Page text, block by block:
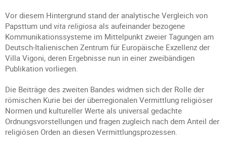
Vor diesem Hintergrund stand der analytische Vergleich von
Papsttum und vita religiosa als aufeinander bezogene
Kommunikationssysteme im Mittelpunkt zweier Tagungen am
Deutsch-Italienischen Zentrum für Europäische Exzellenz der
Villa Vigoni, deren Ergebnisse nun in einer zweibändigen
Publikation vorliegen.
Die Beiträge des zweiten Bandes widmen sich der Rolle der
römischen Kurie bei der überregionalen Vermittlung religiöser
Normen und kultureller Werte als universal gedachte
Ordnungsvorstellungen und fragen zugleich nach dem Anteil der
religiösen Orden an diesen Vermittlungsprozessen.